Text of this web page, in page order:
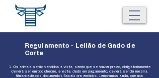
Regulamento - Leilão de Gado de
Corte
1. Os animais serão vendidos á vista, sendo que se houver prazo, obrigatoriamente
deverá ser emitido cheque, e este, dado em pagamento, deverá ser da mesma
titularidade dos documentos fiscais ora emitidos. Lembramos ainda, que nos